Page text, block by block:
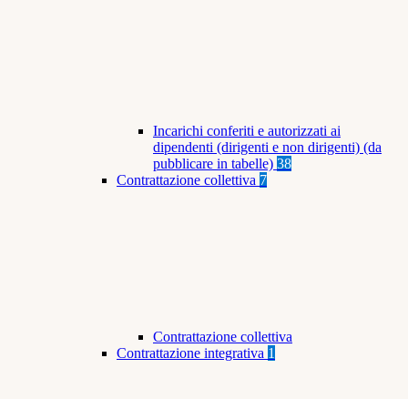
Incarichi conferiti e autorizzati ai
dipendenti (dirigenti e non dirigenti) (da
pubblicare in tabelle) 38
Contrattazione collettiva 7
Contrattazione collettiva
Contrattazione integrativa 1